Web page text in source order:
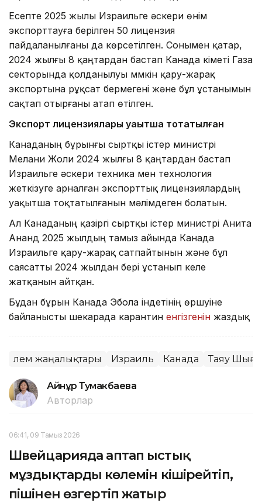
Есепте 2025 жылы Израильге әскери өнім
экспорттауға берілген 50 лицензия
пайдаланылғаны да көрсетілген. Сонымен қатар,
2024 жылғы 8 қаңтардан бастап Канада үкіметі Газа
секторында қолданылуы мүмкін қару-жарақ
экспортына рұқсат бермегені және бұл ұстанымын
сақтап отырғаны атап өтілген.
Экспорт лицензиялары уақытша тоқтатылған
Канаданың бұрынғы сыртқы істер министрі
Мелани Жоли 2024 жылғы 8 қаңтардан бастап
Израильге әскери техника мен технология
жеткізуге арналған экспорттық лицензиялардың
уақытша тоқтатылғанын мәлімдеген болатын.
Ал Канаданың қазіргі сыртқы істер министрі Анита
Ананд 2025 жылдың тамыз айында Канада
Израильге қару-жарақ сатпайтынын және бұл
саясатты 2024 жылдан бері ұстанып келе
жатқанын айтқан.
Бұдан бұрын Канада Эбола індетінің өршуіне
байланысты шекарада карантин енгізгенін жаздық
Әлем жаңалықтары Израиль Канада Таяу
Айнұр Тумакбаева
Авторлар
06:41, 09 Тамыз 2026
Швейцарияда аптап ыстық
мұздықтардың көлемін кішірейтіп,
пішінен өзгертіп жатыр